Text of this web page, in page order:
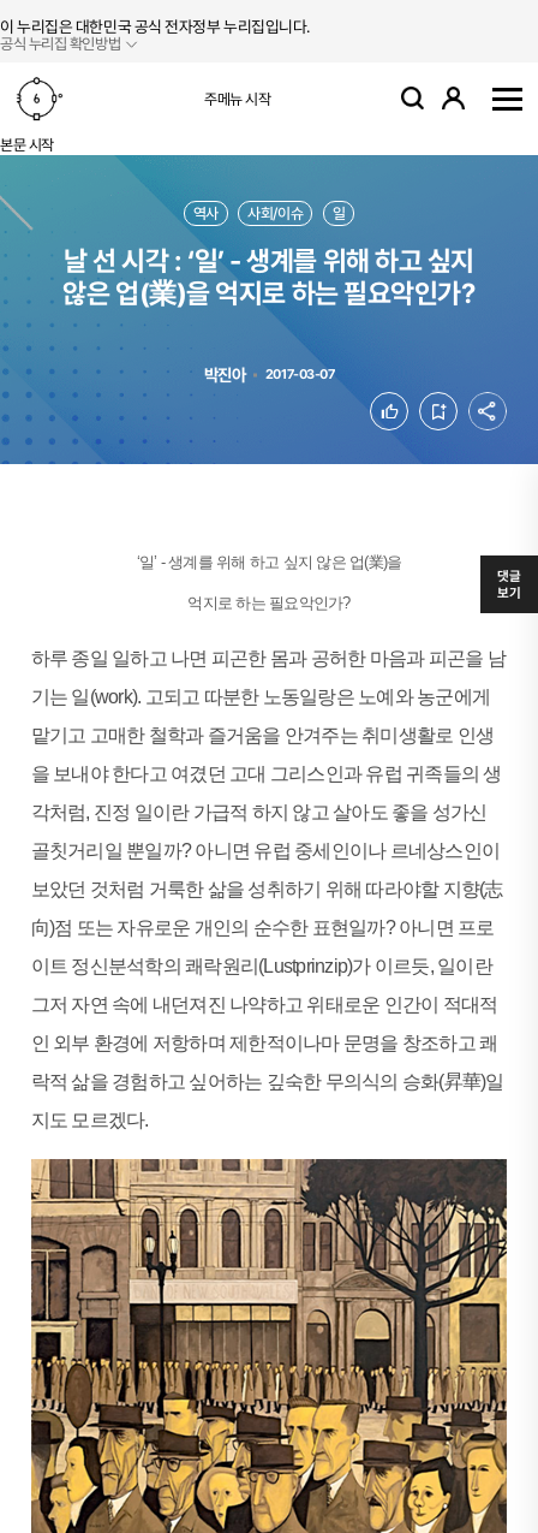
이 누리집은 대한민국 공식 전자정부 누리집입니다.
공식 누리집 확인방법
주메뉴 시작 검색 로그인
본문 시작
역사 사회/이슈 일
날 선 시각 : ‘일’ - 생계를 위해 하고 싶지
않은 업(業)을 억지로 하는 필요악인가?
박진아 2017-03-07
좋아요 북마크
‘일’ - 생계를 위해 하고 싶지 않은 업(業)을
억지로 하는 필요악인가?
하루 종일 일하고 나면 피곤한 몸과 공허한 마음과 피곤을 남
기는 일(work). 고되고 따분한 노동일랑은 노예와 농군에게
맡기고 고매한 철학과 즐거움을 안겨주는 취미생활로 인생
을 보내야 한다고 여겼던 고대 그리스인과 유럽 귀족들의 생
각처럼, 진정 일이란 가급적 하지 않고 살아도 좋을 성가신
골칫거리일 뿐일까? 아니면 유럽 중세인이나 르네상스인이
보았던 것처럼 거룩한 삶을 성취하기 위해 따라야할 지향(志
向)점 또는 자유로운 개인의 순수한 표현일까? 아니면 프로
이트 정신분석학의 쾌락원리(Lustprinzip)가 이르듯, 일이란
그저 자연 속에 내던져진 나약하고 위태로운 인간이 적대적
인 외부 환경에 저항하며 제한적이나마 문명을 창조하고 쾌
락적 삶을 경험하고 싶어하는 깊숙한 무의식의 승화(昇華)일
지도 모르겠다.
댓글
보기